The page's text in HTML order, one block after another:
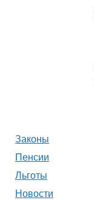
Законы
Пенсии
Льготы
Новости